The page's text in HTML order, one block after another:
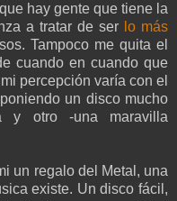
hay gente que tiene la
a tratar de ser lo más
Tampoco me quita el
cuando en cuando que
percepción varía con el
un disco mucho
y otro -una maravilla
un regalo del Metal, una
existe. Un disco fácil,